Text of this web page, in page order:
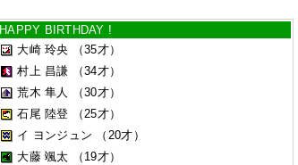
HAPPY BIRTHDAY !
大崎 玲央
（35才）
村上 昌謙
（34才）
荒木 隼人
（30才）
石尾 陸登
（25才）
イ ヨンジュン
（20才）
大藤 颯太
（19才）